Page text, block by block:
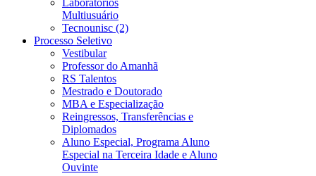
Laboratórios
Multiusuário
Tecnounisc (2)
Processo Seletivo
Vestibular
Professor do Amanhã
RS Talentos
Mestrado e Doutorado
MBA e Especialização
Reingressos, Transferências e
Diplomados
Aluno Especial, Programa Aluno
Especial na Terceira Idade e Aluno
Ouvinte